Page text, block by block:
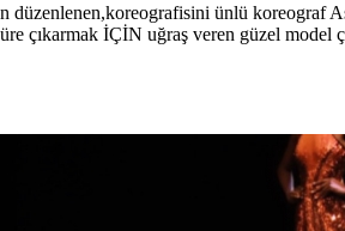
ünlü koreograf
çıkarmak İÇİN uğraş veren güzel model